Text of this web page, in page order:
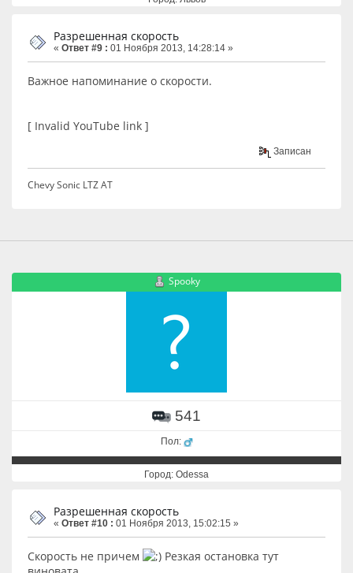
Разрешенная скорость
« Ответ #9 : 01 Ноября 2013, 14:28:14 »
Важное напоминание о скорости.
[ Invalid YouTube link ]
Записан
Chevy Sonic LTZ AT
Spooky
541
Пол:
Город: Odessa
Разрешенная скорость
« Ответ #10 : 01 Ноября 2013, 15:02:15 »
Скорость не причем
Резкая остановка тут